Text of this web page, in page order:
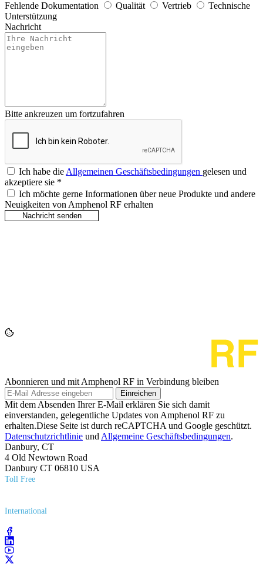
Fehlende Dokumentation
Qualität Vertrieb
Technische
Unterstützung
Nachricht
Bitte ankreuzen um fortzufahren
Ich habe dieAllgemeinen Geschäftsbedingungen gelesen und
akzeptiere sie *
Ich möchte gerne Informationen über neue Produkte und andere
Neuigkeiten von Amphenol RF erhalten
Abonnieren und mit Amphenol RF in Verbindung bleiben
Einreichen
Mit dem Absenden Ihrer E-Mail erklären Sie sich damit
einverstanden, gelegentliche Updates von Amphenol RF zu
erhalten.Diese Seite ist durch reCAPTCHA und Google geschützt.
Datenschutzrichtlinie und Allgemeine Geschäftsbedingungen.
Danbury, CT
4 Old Newtown Road
Danbury CT 06810 USA
Toll Free
International